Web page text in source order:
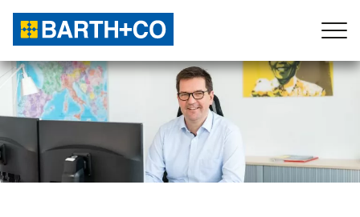
PRODUKTE & SERVICES
LÄNDER
KARRIERE